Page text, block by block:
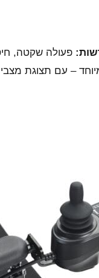
פעולה שקטה,
– עם תצוגת